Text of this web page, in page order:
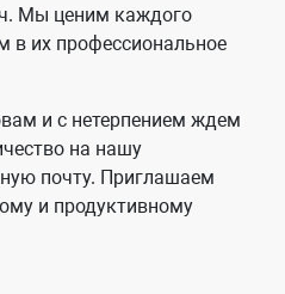
Мы ценим каждого
в их профессиональное
и с нетерпением ждем
на нашу
почту. Приглашаем
и продуктивному